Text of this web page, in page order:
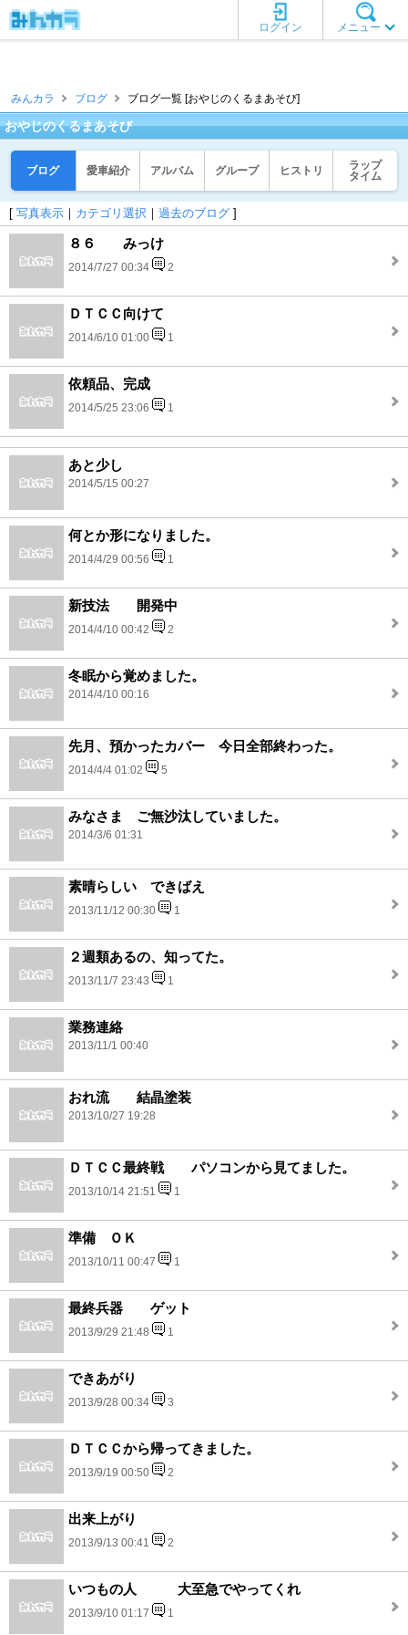
メニュー
ログイン
みんカラ ブログ ブログ一覧 [おやじのくるまあそび]
おやじのくるまあそび
ブログ 愛車紹介 アルバム グループ ヒストリ
ラップ
タイム
[ 写真表示 ｜ カテゴリ選択 ｜ 過去のブログ ]
８６ みっけ
2014/7/27 00:34 2
ＤＴＣＣ向けて
2014/6/10 01:00 1
依頼品、完成
2014/5/25 23:06 1
あと少し
2014/5/15 00:27
何とか形になりました。
2014/4/29 00:56 1
新技法 開発中
2014/4/10 00:42 2
冬眠から覚めました。
2014/4/10 00:16
先月、預かったカバー 今日全部終わった。
2014/4/4 01:02 5
みなさま ご無沙汰していました。
2014/3/6 01:31
素晴らしい できばえ
2013/11/12 00:30 1
２週類あるの、知ってた。
2013/11/7 23:43 1
業務連絡
2013/11/1 00:40
おれ流 結晶塗装
2013/10/27 19:28
ＤＴＣＣ最終戦 パソコンから見てました。
2013/10/14 21:51 1
準備 ＯＫ
2013/10/11 00:47 1
最終兵器 ゲット
2013/9/29 21:48 1
できあがり
2013/9/28 00:34 3
ＤＴＣＣから帰ってきました。
2013/9/19 00:50 2
出来上がり
2013/9/13 00:41 2
いつもの人 大至急でやってくれ
2013/9/10 01:17 1